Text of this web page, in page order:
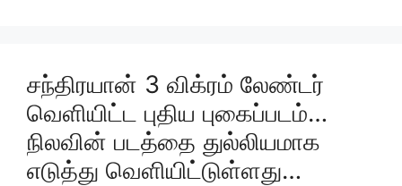
சந்திரயான் 3 விக்ரம் லேண்டர்
வெளியிட்ட புதிய புகைப்படம்…
நிலவின் படத்தை துல்லியமாக
எடுத்து வெளியிட்டுள்ளது…